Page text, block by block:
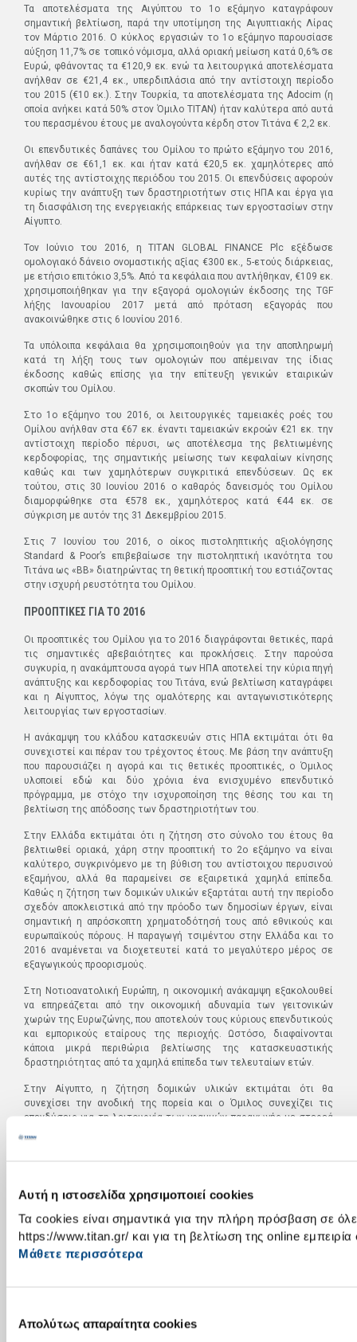
Αυτή η ιστοσελίδα χρησιμοποιεί cookies
Τα cookies είναι σημαντικά για την πλήρη πρόσβαση σε όλες
https://www.titan.gr/ και για τη βελτίωση της online εμπειρία
Μάθετε περισσότερα
συγκατάθεσης
Απολύτως απαραίτητα cookies
Τα αποτελέσματα της Αιγύπτου το 1ο εξάμηνο καταγράφουν
σημαντική βελτίωση, παρά την υποτίμηση της Αιγυπτιακής Λίρας
τον Μάρτιο 2016. Ο κύκλος εργασιών το 1ο εξάμηνο παρουσίασε
αύξηση 11,7% σε τοπικό νόμισμα, αλλά οριακή μείωση κατά 0,6% σε
Ευρώ, φθάνοντας τα €120,9 εκ. ενώ τα λειτουργικά αποτελέσματα
ανήλθαν σε €21,4 εκ., υπερδιπλάσια από την αντίστοιχη περίοδο
του 2015 (€10 εκ.). Στην Τουρκία, τα αποτελέσματα της Adocim (η
οποία ανήκει κατά 50% στον Όμιλο ΤΙΤΑΝ) ήταν καλύτερα από αυτά
του περασμένου έτους με αναλογούντα κέρδη στον Τιτάνα € 2,2 εκ.
Οι επενδυτικές δαπάνες του Ομίλου το πρώτο εξάμηνο του 2016,
ανήλθαν σε €61,1 εκ. και ήταν κατά €20,5 εκ. χαμηλότερες από
αυτές της αντίστοιχης περιόδου του 2015. Οι επενδύσεις αφορούν
κυρίως την ανάπτυξη των δραστηριοτήτων στις ΗΠΑ και έργα για
τη διασφάλιση της ενεργειακής επάρκειας των εργοστασίων στην
Αίγυπτο.
Τον Ιούνιο του 2016, η TITAN GLOBAL FINANCE Plc εξέδωσε
ομολογιακό δάνειο ονομαστικής αξίας €300 εκ., 5-ετούς διάρκειας,
με ετήσιο επιτόκιο 3,5%. Από τα κεφάλαια που αντλήθηκαν, €109 εκ.
χρησιμοποιήθηκαν για την εξαγορά ομολογιών έκδοσης της TGF
λήξης Ιανουαρίου 2017 μετά από πρόταση εξαγοράς που
ανακοινώθηκε στις 6 Ιουνίου 2016.
Τα υπόλοιπα κεφάλαια θα χρησιμοποιηθούν για την αποπληρωμή
κατά τη λήξη τους των ομολογιών που απέμειναν της ίδιας
έκδοσης καθώς επίσης για την επίτευξη γενικών εταιρικών
σκοπών του Ομίλου.
Στο 1ο εξάμηνο του 2016, οι λειτουργικές ταμειακές ροές του
Ομίλου ανήλθαν στα €67 εκ. έναντι ταμειακών εκροών €21 εκ. την
αντίστοιχη περίοδο πέρυσι, ως αποτέλεσμα της βελτιωμένης
κερδοφορίας, της σημαντικής μείωσης των κεφαλαίων κίνησης
καθώς και των χαμηλότερων συγκριτικά επενδύσεων. Ως εκ
τούτου, στις 30 Ιουνίου 2016 ο καθαρός δανεισμός του Ομίλου
διαμορφώθηκε στα €578 εκ., χαμηλότερος κατά €44 εκ. σε
σύγκριση με αυτόν της 31 Δεκεμβρίου 2015.
Στις 7 Ιουνίου του 2016, ο οίκος πιστοληπτικής αξιολόγησης
Standard & Poor’s επιβεβαίωσε την πιστοληπτική ικανότητα του
Τιτάνα ως «ΒΒ» διατηρώντας τη θετική προοπτική του εστιάζοντας
στην ισχυρή ρευστότητα του Ομίλου.
ΠΡΟΟΠΤΙΚΕΣ ΓΙΑ ΤΟ 2016
Οι προοπτικές του Ομίλου για το 2016 διαγράφονται θετικές, παρά
τις σημαντικές αβεβαιότητες και προκλήσεις. Στην παρούσα
συγκυρία, η ανακάμπτουσα αγορά των ΗΠΑ αποτελεί την κύρια πηγή
ανάπτυξης και κερδοφορίας του Τιτάνα, ενώ βελτίωση καταγράφει
και η Αίγυπτος, λόγω της ομαλότερης και ανταγωνιστικότερης
λειτουργίας των εργοστασίων.
Η ανάκαμψη του κλάδου κατασκευών στις ΗΠΑ εκτιμάται ότι θα
συνεχιστεί και πέραν του τρέχοντος έτους. Με βάση την ανάπτυξη
που παρουσιάζει η αγορά και τις θετικές προοπτικές, ο Όμιλος
υλοποιεί εδώ και δύο χρόνια ένα ενισχυμένο επενδυτικό
πρόγραμμα, με στόχο την ισχυροποίηση της θέσης του και τη
βελτίωση της απόδοσης των δραστηριοτήτων του.
Στην Ελλάδα εκτιμάται ότι η ζήτηση στο σύνολο του έτους θα
βελτιωθεί οριακά, χάρη στην προοπτική το 2ο εξάμηνο να είναι
καλύτερο, συγκρινόμενο με τη βύθιση του αντίστοιχου περυσινού
εξαμήνου, αλλά θα παραμείνει σε εξαιρετικά χαμηλά επίπεδα.
Καθώς η ζήτηση των δομικών υλικών εξαρτάται αυτή την περίοδο
σχεδόν αποκλειστικά από την πρόοδο των δημοσίων έργων, είναι
σημαντική η απρόσκοπτη χρηματοδότησή τους από εθνικούς και
ευρωπαϊκούς πόρους. Η παραγωγή τσιμέντου στην Ελλάδα και το
2016 αναμένεται να διοχετευτεί κατά το μεγαλύτερο μέρος σε
εξαγωγικούς προορισμούς.
Στη Νοτιοανατολική Ευρώπη, η οικονομική ανάκαμψη εξακολουθεί
να επηρεάζεται από την οικονομική αδυναμία των γειτονικών
χωρών της Ευρωζώνης, που αποτελούν τους κύριους επενδυτικούς
και εμπορικούς εταίρους της περιοχής. Ωστόσο, διαφαίνονται
κάποια μικρά περιθώρια βελτίωσης της κατασκευαστικής
δραστηριότητας από τα χαμηλά επίπεδα των τελευταίων ετών.
Στην Αίγυπτο, η ζήτηση δομικών υλικών εκτιμάται ότι θα
συνεχίσει την ανοδική της πορεία και ο Όμιλος συνεχίζει τις
επενδύσεις για τη λειτουργία των γραμμών παραγωγής με στερεά
επιτρέπουν τη λειτουργία με στερεά καύσιμα και στο εργοστάσιο
της Αλεξάνδρειας. Σημειώνεται, πάντως, ότι οι μακροοικονομικές
ανισορροπίες και οι συναλλαγματικοί περιορισμοί επιφυλάσσουν
ακόμη κινδύνους για το αμέσως επόμενο χρονικό διάστημα.
Όσον αφορά στην Τουρκία, οι πρόσφατες εξελίξεις αυξάνουν την